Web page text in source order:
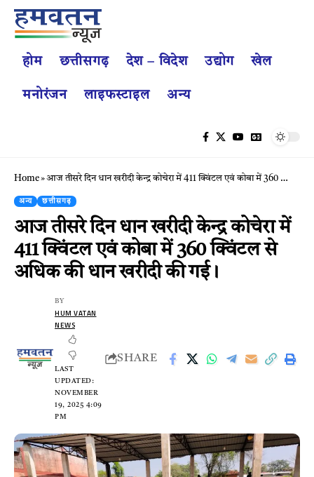
होम छत्तीसगढ़ देश – विदेश उद्योग खेल
मनोरंजन लाइफस्टाइल अन्य
Home»आज तीसरे दिन धान खरीदी केन्द्र कोचेरा में 411 क्विंटल एवं कोबा में 360 क्विंटल से अधिक की धान खरीदी की गई।
अन्य छत्तीसगढ़
आज तीसरे दिन धान खरीदी केन्द्र कोचेरा में
411 क्विंटल एवं कोबा में 360 क्विंटल से
अधिक की धान खरीदी की गई।
LAST
UPDATED:
NOVEMBER
19, 2025 4:09
PM
BY
HUM VATAN
NEWS
SHARE